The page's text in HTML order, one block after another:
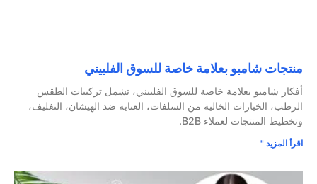
منتجات شامبو بعلامة خاصة للسوق الفلبيني
أفكار شامبو بعلامة خاصة للسوق الفلبيني، تشمل تركيبات الطقس
الرطب، الخيارات الخالية من السلفات، العناية ضد الهيشان، التغليف،
وتخطيط المنتجات لعملاء B2B.
اقرأ المزيد "